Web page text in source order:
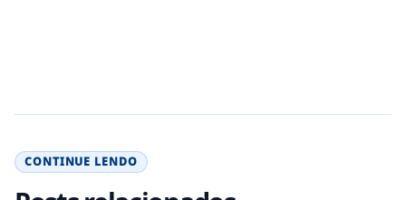
CONTINUE LENDO